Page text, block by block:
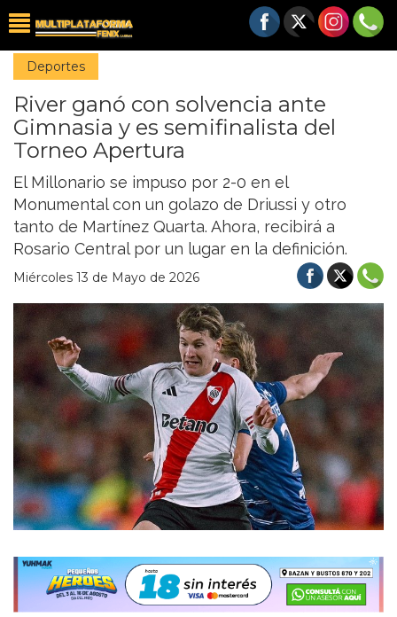
Deportes
River ganó con solvencia ante
Gimnasia y es semifinalista del
Torneo Apertura
El Millonario se impuso por 2-0 en el
Monumental con un golazo de Driussi y otro
tanto de Martínez Quarta. Ahora, recibirá a
Rosario Central por un lugar en la definición.
Miércoles 13 de Mayo de 2026